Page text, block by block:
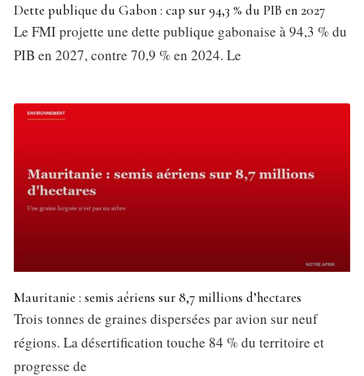
Dette publique du Gabon : cap sur 94,3 % du PIB en 2027
Le FMI projette une dette publique gabonaise à 94,3 % du
PIB en 2027, contre 70,9 % en 2024. Le
Mauritanie : semis aériens sur 8,7 millions d’hectares
Trois tonnes de graines dispersées par avion sur neuf
régions. La désertification touche 84 % du territoire et
progresse de